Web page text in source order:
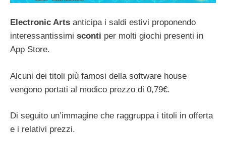
Electronic Arts anticipa i saldi estivi proponendo
interessantissimi sconti per molti giochi presenti in
App Store.
Alcuni dei titoli più famosi della software house
vengono portati al modico prezzo di 0,79€.
Di seguito un’immagine che raggruppa i titoli in offerta
e i relativi prezzi.